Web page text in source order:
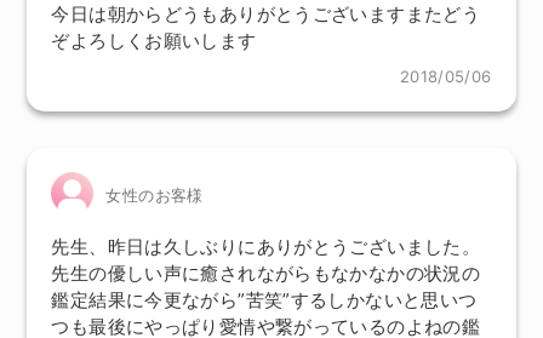
今日は朝からどうもありがとうございますまたどう
ぞよろしくお願いします
2018/05/06
女性のお客様
先生、昨日は久しぶりにありがとうございました。
先生の優しい声に癒されながらもなかなかの状況の
鑑定結果に今更ながら”苦笑”するしかないと思いつ
つも最後にやっぱり愛情や繋がっているのよねの鑑